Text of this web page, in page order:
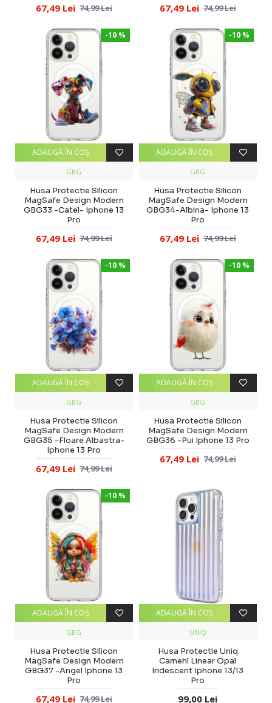
67,49 Lei 74,99 Lei 67,49 Lei 74,99 Lei
-10 %
GBG
Husa Protectie Silicon
MagSafe Design Modern
GBG33 -Catel- Iphone 13
Pro
67,49 Lei 74,99 Lei
ADAUGĂ ÎN COŞ
-10 %
GBG
Husa Protectie Silicon
MagSafe Design Modern
GBG34-Albina- Iphone 13
Pro
67,49 Lei 74,99 Lei
ADAUGĂ ÎN COŞ
-10 %
GBG
Husa Protectie Silicon
MagSafe Design Modern
GBG35 -Floare Albastra-
Iphone 13 Pro
67,49 Lei 74,99 Lei
ADAUGĂ ÎN COŞ
-10 %
GBG
Husa Protectie Silicon
MagSafe Design Modern
GBG36 -Pui Iphone 13 Pro
67,49 Lei 74,99 Lei
ADAUGĂ ÎN COŞ
-10 %
GBG
Husa Protectie Silicon
MagSafe Design Modern
GBG37 -Angel Iphone 13
Pro
67,49 Lei 74,99 Lei
ADAUGĂ ÎN COŞ
UNIQ
Husa Protectie Uniq
Camehl Linear Opal
Iridescent Iphone 13/13
Pro
99,00 Lei
ADAUGĂ ÎN COŞ